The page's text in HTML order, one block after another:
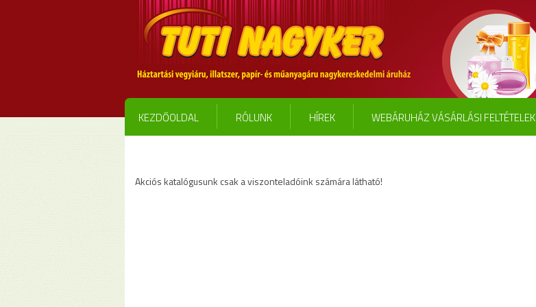
KEZDŐOLDAL RÓLUNK HÍREK WEBÁRUHÁZ VÁSÁRLÁSI FELTÉTELEK
Akciós katalógusunk csak a viszonteladóink számára látható!